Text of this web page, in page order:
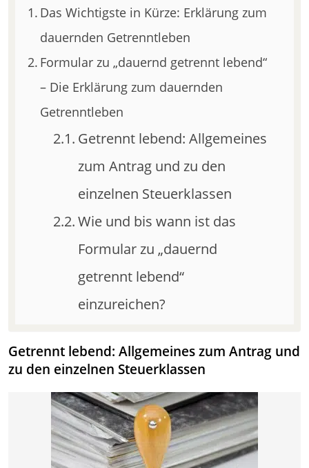
Das Wichtigste in Kürze: Erklärung zum
dauernden Getrenntleben
Formular zu „dauernd getrennt lebend“
– Die Erklärung zum dauernden
Getrenntleben
Getrennt lebend: Allgemeines
zum Antrag und zu den
einzelnen Steuerklassen
Wie und bis wann ist das
Formular zu „dauernd
getrennt lebend“
einzureichen?
Getrennt lebend: Allgemeines zum Antrag und
zu den einzelnen Steuerklassen